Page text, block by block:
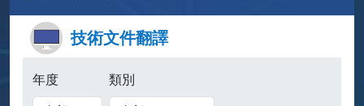
技術文件翻譯
年度 類別